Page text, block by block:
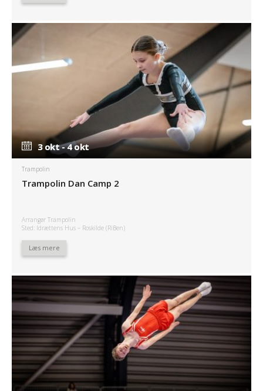
3 okt - 4 okt
3 okt - 4 okt
Trampolin
Trampolin Dan Camp 2
Arrangør Trampolin
Sted: Idrættens Hus – Roskilde (RiBen)
Læs mere